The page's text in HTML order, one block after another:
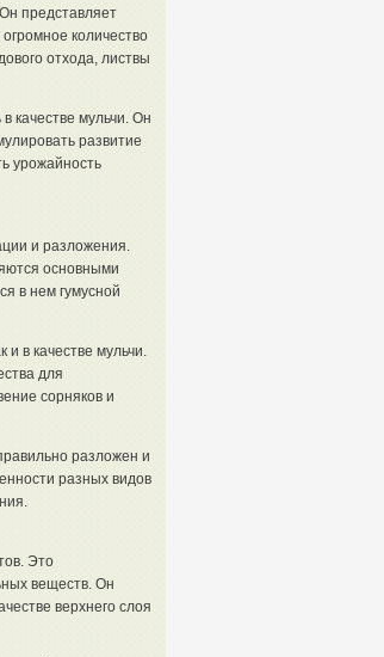
представляет
количество
отхода, листвы
качестве мульчи. Он
развитие
урожайность
и разложения.
основными
в нем гумусной
и в качестве мульчи.
для
сорняков и
разложен и
разных видов
Это
веществ. Он
верхнего слоя